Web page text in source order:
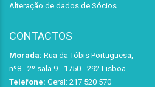
Alteração de dados de Sócios
CONTACTOS
Morada: Rua da Tóbis Portuguesa,
nº8 - 2º sala 9 - 1750 - 292 Lisboa
Telefone: Geral: 217 520 570